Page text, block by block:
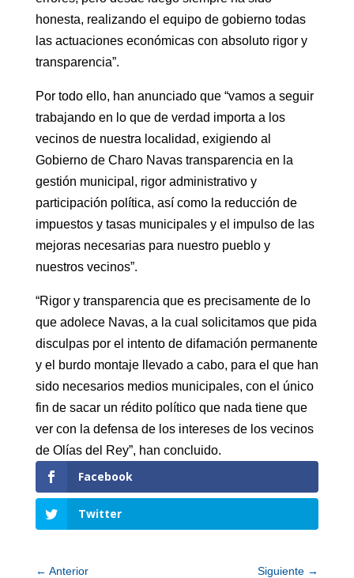
honesta, realizando el equipo de gobierno todas
las actuaciones económicas con absoluto rigor y
transparencia”.
Por todo ello, han anunciado que “vamos a seguir
trabajando en lo que de verdad importa a los
vecinos de nuestra localidad, exigiendo al
Gobierno de Charo Navas transparencia en la
gestión municipal, rigor administrativo y
participación política, así como la reducción de
impuestos y tasas municipales y el impulso de las
mejoras necesarias para nuestro pueblo y
nuestros vecinos”.
“Rigor y transparencia que es precisamente de lo
que adolece Navas, a la cual solicitamos que pida
disculpas por el intento de difamación permanente
y el burdo montaje llevado a cabo, para el que han
sido necesarios medios municipales, con el único
fin de sacar un rédito político que nada tiene que
ver con la defensa de los intereses de los vecinos
de Olías del Rey”, han concluido.
Facebook
Twitter
← Anterior Siguiente →